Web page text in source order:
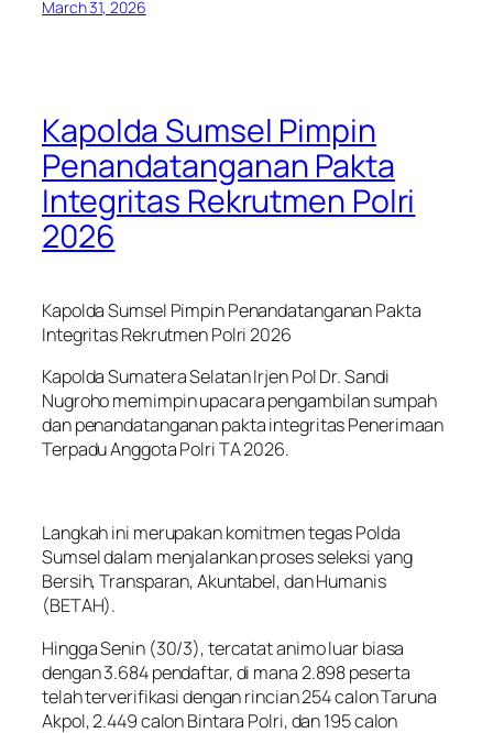
March 31, 2026
Kapolda Sumsel Pimpin
Penandatanganan Pakta
Integritas Rekrutmen Polri
2026
Kapolda Sumsel Pimpin Penandatanganan Pakta
Integritas Rekrutmen Polri 2026
Kapolda Sumatera Selatan Irjen Pol Dr. Sandi
Nugroho memimpin upacara pengambilan sumpah
dan penandatanganan pakta integritas Penerimaan
Terpadu Anggota Polri TA 2026.
Langkah ini merupakan komitmen tegas Polda
Sumsel dalam menjalankan proses seleksi yang
Bersih, Transparan, Akuntabel, dan Humanis
(BETAH).
Hingga Senin (30/3), tercatat animo luar biasa
dengan 3.684 pendaftar, di mana 2.898 peserta
telah terverifikasi dengan rincian 254 calon Taruna
Akpol, 2.449 calon Bintara Polri, dan 195 calon